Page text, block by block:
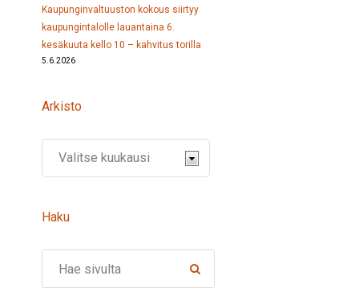
Kaupunginvaltuuston kokous siirtyy
kaupungintalolle lauantaina 6.
kesäkuuta kello 10 – kahvitus torilla
5.6.2026
Arkisto
Haku